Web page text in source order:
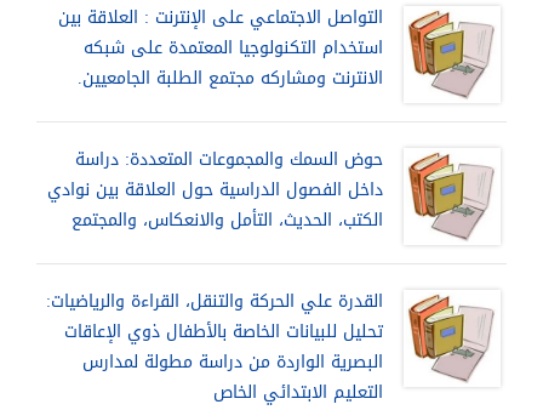
التواصل الاجتماعي على الإنترنت : العلاقة بين
استخدام التكنولوجيا المعتمدة على شبكه
الانترنت ومشاركه مجتمع الطلبة الجامعيين.
حوض السمك والمجموعات المتعددة: دراسة
داخل الفصول الدراسية حول العلاقة بين نوادي
الكتب، الحديث، التأمل والانعكاس، والمجتمع
القدرة علي الحركة والتنقل، القراءة والرياضيات:
تحليل للبيانات الخاصة بالأطفال ذوي الإعاقات
البصرية الواردة من دراسة مطولة لمدارس
التعليم الابتدائي الخاص